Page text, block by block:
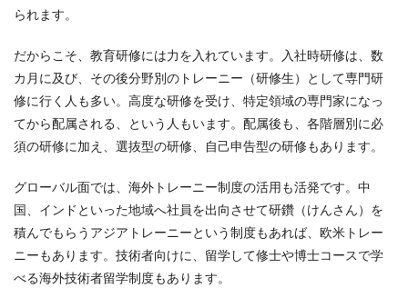
られます。
だからこそ、教育研修には力を入れています。入社時研修は、数
カ月に及び、その後分野別のトレーニー（研修生）として専門研
修に行く人も多い。高度な研修を受け、特定領域の専門家になっ
てから配属される、という人もいます。配属後も、各階層別に必
須の研修に加え、選抜型の研修、自己申告型の研修もあります。
グローバル面では、海外トレーニー制度の活用も活発です。中
国、インドといった地域へ社員を出向させて研鑽（けんさん）を
積んでもらうアジアトレーニーという制度もあれば、欧米トレー
ニーもあります。技術者向けに、留学して修士や博士コースで学
べる海外技術者留学制度もあります。